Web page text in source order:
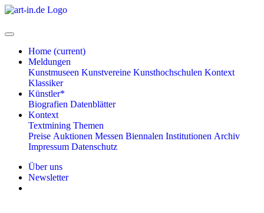
Home (current)
Meldungen
Kunstmuseen Kunstvereine Kunsthochschulen Kontext
Klassiker
Künstler*
Biografien Datenblätter
Kontext
Textmining Themen
Preise Auktionen Messen Biennalen Institutionen Archiv
Impressum Datenschutz
Über uns
Newsletter